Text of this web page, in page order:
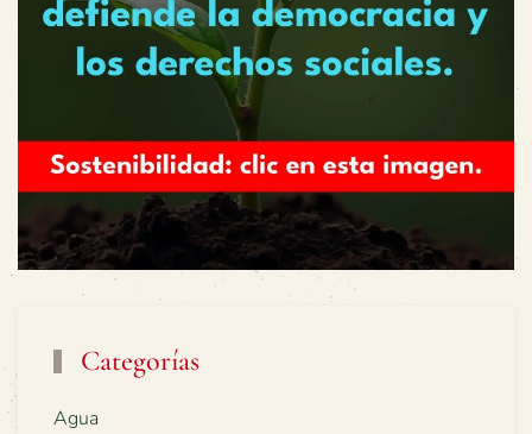
Categorías
Agua